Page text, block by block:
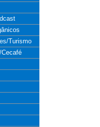
Turismo
Cecafé